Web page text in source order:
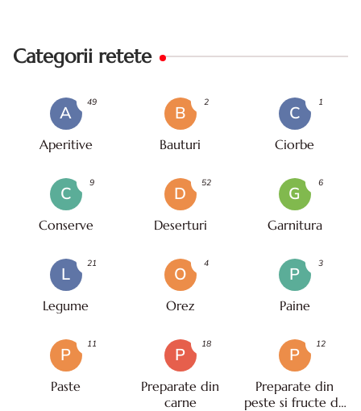
Categorii retete
A
Aperitive
49
B
Bauturi
2
C
Ciorbe
1
C
Conserve
9
D
Deserturi
52
G
Garnitura
6
L
Legume
21
O
Orez
4
P
Paine
3
P
Paste
11
P
Preparate din
carne
18
P
Preparate din
peste si fructe de
12